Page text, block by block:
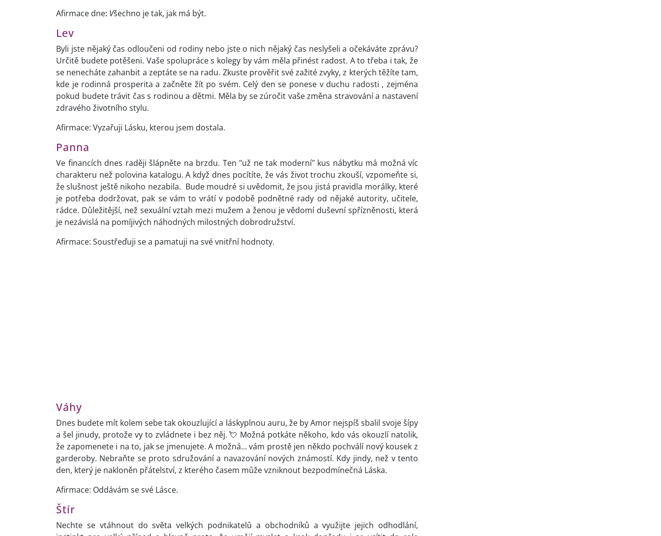
Afirmace dne: Všechno je tak, jak má být.
Lev
Byli jste nějaký čas odloučeni od rodiny nebo jste o nich nějaký čas neslyšeli a očekáváte zprávu?
Určitě budete potěšeni. Vaše spolupráce s kolegy by vám měla přinést radost. A to třeba i tak, že
se nenecháte zahanbit a zeptáte se na radu. Zkuste prověřit své zažité zvyky, z kterých těžíte tam,
kde je rodinná prosperita a začněte žít po svém. Celý den se ponese v duchu radosti , zejména
pokud budete trávit čas s rodinou a dětmi. Měla by se zúročit vaše změna stravování a nastavení
zdravého životního stylu.
Afirmace: Vyzařuji Lásku, kterou jsem dostala.
Panna
Ve financích dnes raději šlápněte na brzdu. Ten "už ne tak moderní" kus nábytku má možná víc
charakteru než polovina katalogu. A když dnes pocítíte, že vás život trochu zkouší, vzpomeňte si,
že slušnost ještě nikoho nezabila. Bude moudré si uvědomit, že jsou jistá pravidla morálky, které
je potřeba dodržovat, pak se vám to vrátí v podobě podnětné rady od nějaké autority, učitele,
rádce. Důležitější, než sexuální vztah mezi mužem a ženou je vědomí duševní spřízněnosti, která
je nezávislá na pomíjivých náhodných milostných dobrodružství.
Afirmace: Soustřeďuji se a pamatuji na své vnitřní hodnoty.
Váhy
Dnes budete mít kolem sebe tak okouzlující a láskyplnou auru, že by Amor nejspíš sbalil svoje šípy
a šel jinudy, protože vy to zvládnete i bez něj. 💘 Možná potkáte někoho, kdo vás okouzlí natolik,
že zapomenete i na to, jak se jmenujete. A možná… vám prostě jen někdo pochválí nový kousek z
garderoby. Nebraňte se proto sdružování a navazování nových známostí. Kdy jindy, než v tento
den, který je nakloněn přátelství, z kterého časem může vzniknout bezpodmínečná Láska.
Afirmace: Oddávám se své Lásce.
Štír
Nechte se vtáhnout do světa velkých podnikatelů a obchodníků a využijte jejich odhodlání,